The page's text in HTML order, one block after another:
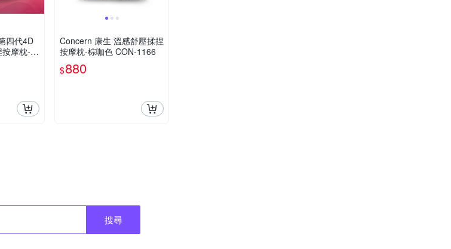
四代4D
摩枕-玫
Concern 康生 溫感舒壓揉捏
按摩枕-棕咖色 CON-1166
$880
搜尋